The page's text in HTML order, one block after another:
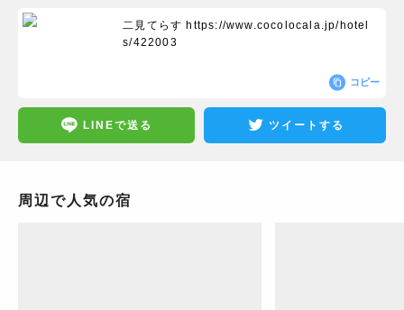
二見てらす https://www.cocolocala.jp/hotel
s/422003
コピー
LINEで送る ツイートする
周辺で人気の宿